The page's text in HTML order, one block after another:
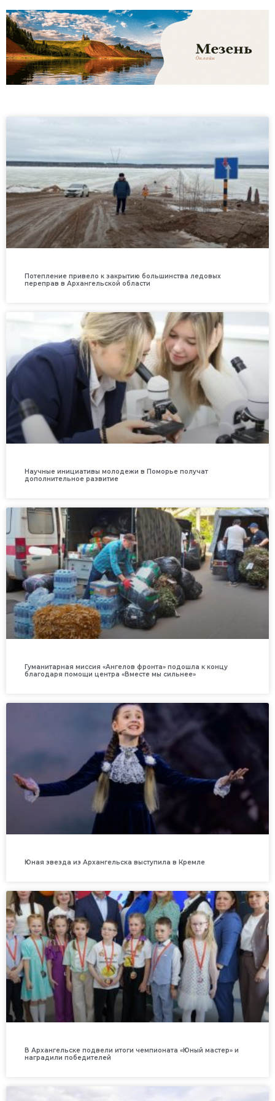
Потепление привело к закрытию большинства ледовых
переправ в Архангельской области
Научные инициативы молодежи в Поморье получат
дополнительное развитие
Гуманитарная миссия «Ангелов фронта» подошла к концу
благодаря помощи центра «Вместе мы сильнее»
Юная звезда из Архангельска выступила в Кремле
В Архангельске подвели итоги чемпионата «Юный мастер» и
наградили победителей